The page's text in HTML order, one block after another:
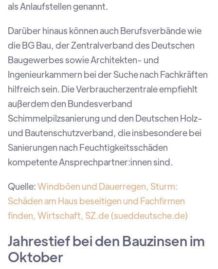
als Anlaufstellen genannt.
Darüber hinaus können auch Berufsverbände wie
die BG Bau, der Zentralverband des Deutschen
Baugewerbes sowie Architekten- und
Ingenieurkammern bei der Suche nach Fachkräften
hilfreich sein. Die Verbraucherzentrale empfiehlt
außerdem den Bundesverband
Schimmelpilzsanierung und den Deutschen Holz-
und Bautenschutzverband, die insbesondere bei
Sanierungen nach Feuchtigkeitsschäden
kompetente Ansprechpartner:innen sind.
Quelle:Windböen und Dauerregen, Sturm:
Schäden am Haus beseitigen und Fachfirmen
finden, Wirtschaft, SZ.de (sueddeutsche.de)
Jahrestief bei den Bauzinsen im
Oktober